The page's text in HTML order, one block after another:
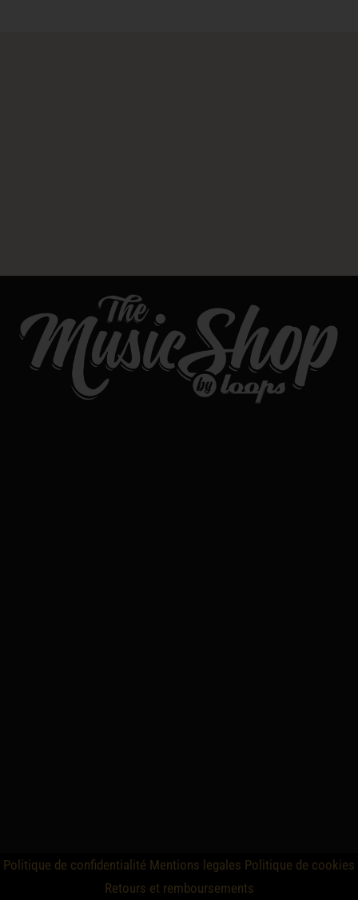
Politique de confidentialité Mentions legales Politique de cookies
Retours et remboursements